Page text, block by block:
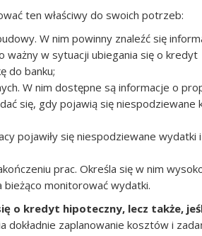
ten właściwy do swoich potrzeb:
W nim powinny znaleźć się
w sytuacji ubiegania się o kredyt
do banku;
W nim dostępne są informacje o
się, gdy pojawią się niespodziewane
pojawiły się niespodziewane wydatki i
prac. Określa się w nim
monitorować wydatki.
o kredyt hipoteczny, lecz także,
dokładnie zaplanowanie kosztów i